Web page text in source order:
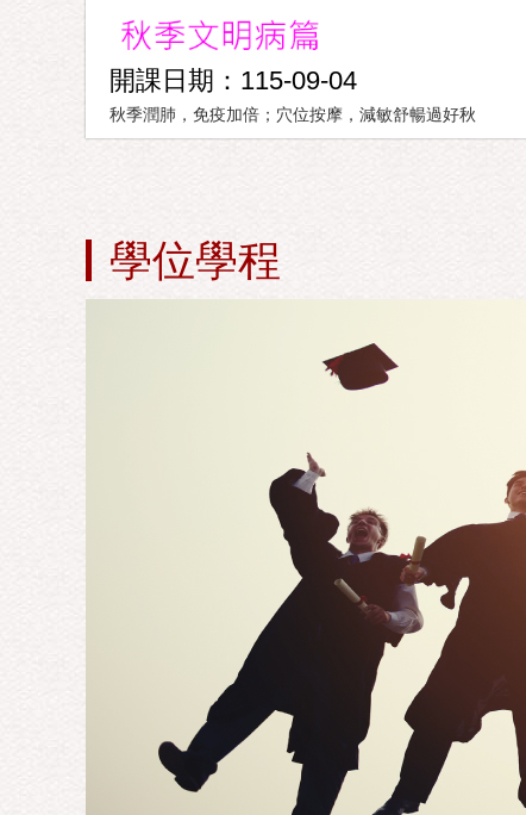
開課日期：115-09-04
秋季潤肺，免疫加倍；穴位按摩，減敏舒暢過好秋
學位學程